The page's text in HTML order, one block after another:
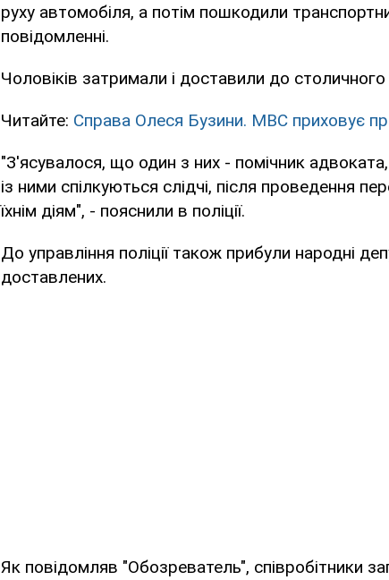
руху автомобіля, а потім пошкодили
повідомленні.
Чоловіків затримали і доставили до столичного
Читайте: Справа Олеся Бузини. МВС приховує
"З'ясувалося, що один з них - помічник адвоката,
із ними спілкуються слідчі, після проведення
їхнім діям", - пояснили в поліції.
До управління поліції також прибули народні
доставлених.
Як повідомляв "Обозреватель", співробітники